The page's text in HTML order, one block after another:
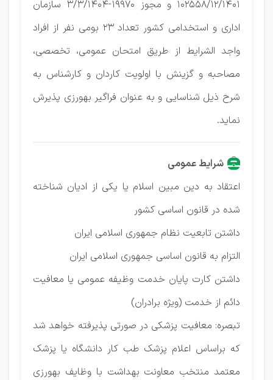
102558/12/1401 و مجوز 19970-3/3/1404 سازمان
اداری و استخدامی کشور تعداد 23 بومی نفر از افراد
واجد الشرایط از طریق امتحان عمومی، تخصصی،
مصاحبه و گزینش با اولویت کاردان و کارشناس به
شرح ذیل شناسایی و به عنوان فراگیر بهورزی پذیرش
نماید.
شرایط عمومی
اعتقاد به دین مبین اسلام یا یکی از ادیان شناخته
شده در قانون اساسی کشور
داشتن تابعیت نظام جمهوری اسلامی ایران
التزام به قانون اساسی جمهوری اسلامی ایران
داشتن کارت پایان خدمت وظیفه عمومی یا معافیت
دائم از خدمت (ویژه برادران)
تبصره: معافیت پزشکی در صورتی پذیرفته خواهد شد
که براساس اعلام پزشک طب کار دانشگاه یا پزشک
معتمد منتخب معاونت بهداشت با وظایف بهورزی